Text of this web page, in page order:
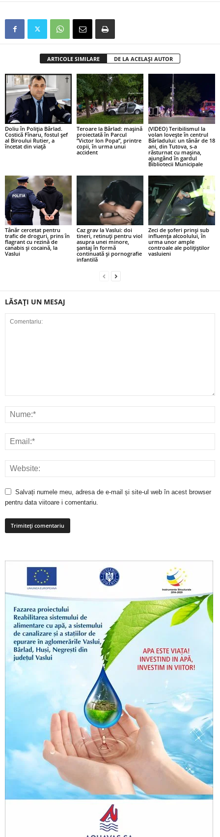
ARTICOLE SIMILARE DE LA ACELAȘI AUTOR
Doliu în Poliția Bârlad.
Costică Fînaru, fostul șef
al Biroului Rutier, a
încetat din viață
Teroare la Bârlad: mașină
proiectată în Parcul
”Victor Ion Popa”, printre
copii, în urma unui
accident
(VIDEO) Teribilismul la
volan lovește în centrul
Bârladului: un tânăr de 18
ani, din Tutova, s-a
răsturnat cu mașina,
ajungând în gardul
Bibliotecii Municipale
Tânăr cercetat pentru
trafic de droguri, prins în
flagrant cu rezină de
canabis și cocaină, la
Vaslui
Caz grav la Vaslui: doi
tineri, retinuți pentru viol
asupra unei minore,
șantaj în formă
continuată și pornografie
infantilă
Zeci de șoferi prinși sub
influența alcoolului, în
urma unor ample
controale ale polițiștilor
vasluieni
LĂSAȚI UN MESAJ
Salvați numele meu, adresa de e-mail și site-ul web în acest browser
pentru data viitoare i comentariu.